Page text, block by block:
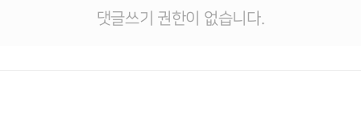
댓글쓰기 권한이 없습니다.